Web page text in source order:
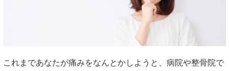
これまであなたが痛みをなんとかしようと、病院や整骨院で